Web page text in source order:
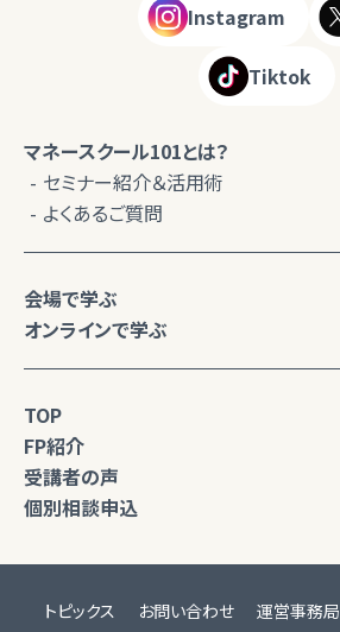
Instagram
Tiktok
マネースクール101とは？
セミナー紹介＆活用術
よくあるご質問
会場で学ぶ
オンラインで学ぶ
TOP
FP紹介
受講者の声
個別相談申込
トピックス お問い合わせ 運営事務局